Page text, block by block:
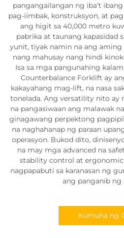
pangangailangan ng iba’t
pag-iimbak, konstruksyon, at
ang higit sa 40,000 metro
pabrika at taunang kapasidad
yunit, tiyak namin na ang
nang mahusay nang hindi
Isa sa mga pangunahing
Counterbalance Forklift ay
kakayahang mag-lift, na nasa
tonelada. Ang versatility nito ay
na pangasiwaan ang malawak
ginagawang perpektong
na naghahanap ng paraan
operasyon. Bukod dito,
na may mga advanced na
stability control at ergonomic
nagpapabuti sa karanasan ng
ang panganib ng
Kumuha ng